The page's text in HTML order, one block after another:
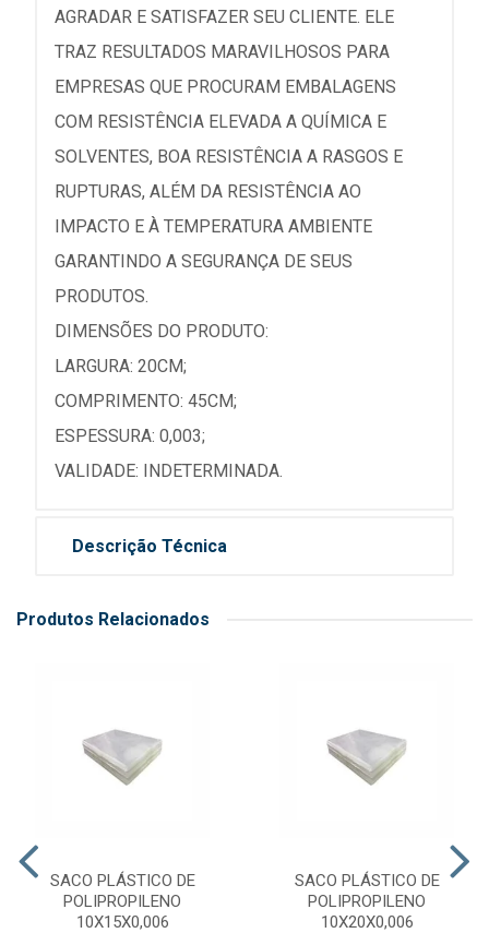
AGRADAR E SATISFAZER SEU CLIENTE. ELE
TRAZ RESULTADOS MARAVILHOSOS PARA
EMPRESAS QUE PROCURAM EMBALAGENS
COM RESISTÊNCIA ELEVADA A QUÍMICA E
SOLVENTES, BOA RESISTÊNCIA A RASGOS E
RUPTURAS, ALÉM DA RESISTÊNCIA AO
IMPACTO E À TEMPERATURA AMBIENTE
GARANTINDO A SEGURANÇA DE SEUS
PRODUTOS.
DIMENSÕES DO PRODUTO:
LARGURA: 20CM;
COMPRIMENTO: 45CM;
ESPESSURA: 0,003;
VALIDADE: INDETERMINADA.
Descrição Técnica
Produtos Relacionados
SACO PLÁSTICO DE
POLIPROPILENO
10X15X0,006
SACO PLÁSTICO DE
POLIPROPILENO
10X20X0,006